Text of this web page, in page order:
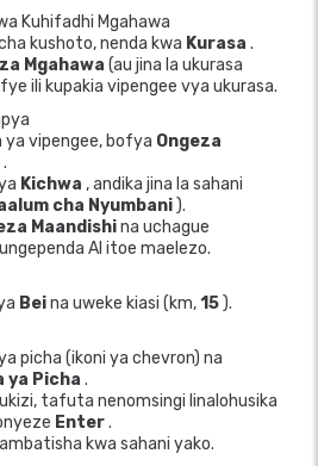
Kuhifadhi Mgahawa
kushoto, nenda kwa Kurasa .
Mgahawa (au jina la ukurasa
ili kupakia vipengee vya ukurasa.
ya vipengee, bofya Ongeza
.
Kichwa , andika jina la sahani
cha Nyumbani).
Maandishina uchague
AI itoe maelezo.
Beina uweke kiasi (km,15).
picha (ikoni ya chevron) na
ya Picha .
tafuta nenomsingi linalohusika
Enter.
kwa sahani yako.